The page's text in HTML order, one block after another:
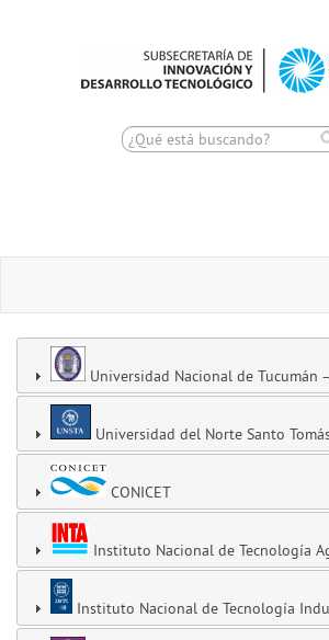
Universidad Nacional de Tucumán
Universidad del Norte Santo
CONICET
Instituto Nacional de Tecnología
Instituto Nacional de Tecnología